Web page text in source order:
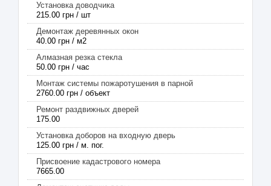
Установка доводчика
215.00 грн / шт
Демонтаж деревянных окон
40.00 грн / м2
Алмазная резка стекла
50.00 грн / час
Монтаж системы пожаротушения в парной
2760.00 грн / объект
Ремонт раздвижных дверей
175.00
Установка доборов на входную дверь
125.00 грн / м. пог.
Присвоение кадастрового номера
7665.00